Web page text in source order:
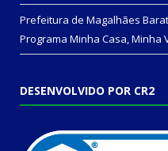
Prefeitura de Magalhães
Programa Minha Casa, Minha
DESENVOLVIDO POR CR2